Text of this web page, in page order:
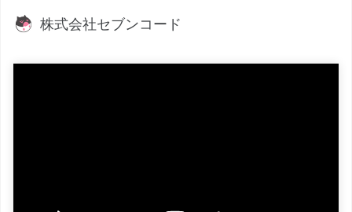
株式会社セブンコード